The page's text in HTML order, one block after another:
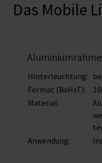
Das Mobile
Hinterleuchtung:
Format (BxHxT):
Material:
Anwendung: